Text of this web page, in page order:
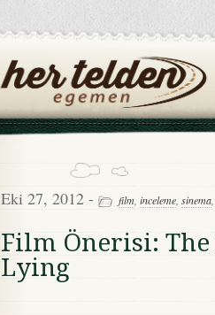
Eki 27, 2012 - film inceleme sinema
Film Önerisi:
Lying